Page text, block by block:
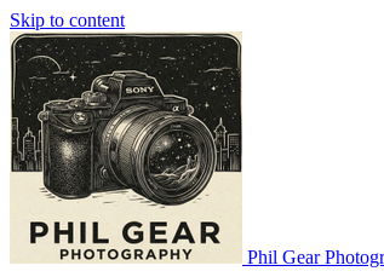
Skip to content
Phil Gear